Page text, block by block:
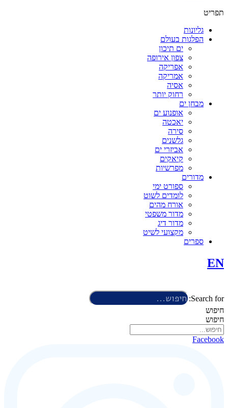
תפריט
גליונות
הפלגות בעולם
ים תיכון
צפון אירופה
אפריקה
אמריקה
אסיה
רחוק יותר
מבחן ים
אופנוע ים
יאכטה
סירה
גלשנים
אביזרי ים
קיאקים
מפרשיות
מדורים
ספורט ימי
לומדים לשוט
אורח מהים
מדור משפטי
מדור דיג
מקצועי לשיט
ספרים
EN
Search for:
חיפוש
חיפוש
Facebook